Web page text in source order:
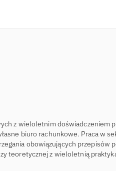
z wieloletnim doświadczeniem
biuro rachunkowe. Praca w
obowiązujących przepisów
teoretycznej z wieloletnią